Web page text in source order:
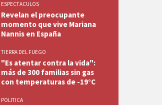
ESPECTACULOS
Revelan el preocupante
momento que vive Mariana
Nannis en España
TIERRA DEL FUEGO
"Es atentar contra la vida":
más de 300 familias sin gas
con temperaturas de -19°C
POLITICA